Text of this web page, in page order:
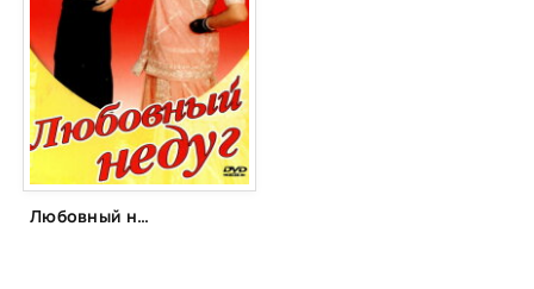
Любовный недуг (1982)